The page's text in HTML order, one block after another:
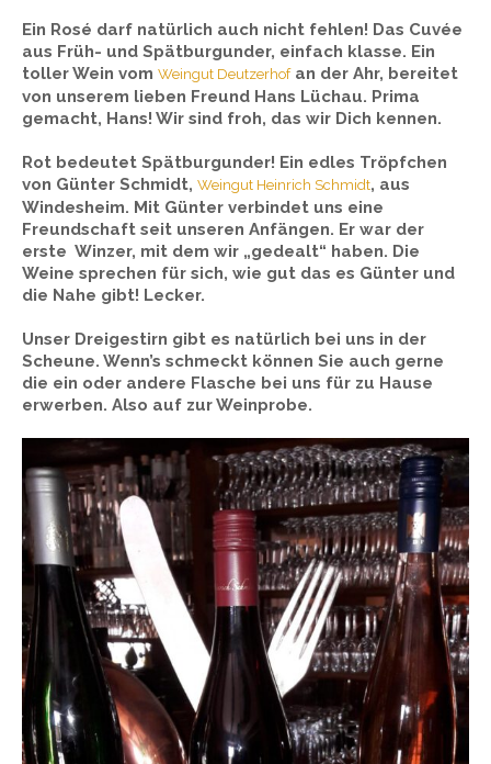
Ein Rosé darf natürlich auch nicht fehlen! Das Cuvée
aus Früh- und Spätburgunder, einfach klasse. Ein
toller Wein vom Weingut Deutzerhofan der Ahr, bereitet
von unserem lieben Freund Hans Lüchau. Prima
gemacht, Hans! Wir sind froh, das wir Dich kennen.
Rot bedeutet Spätburgunder! Ein edles Tröpfchen
von Günter Schmidt, Weingut Heinrich Schmidt, aus
Windesheim. Mit Günter verbindet uns eine
Freundschaft seit unseren Anfängen. Er war der
erste Winzer, mit dem wir „gedealt“ haben. Die
Weine sprechen für sich, wie gut das es Günter und
die Nahe gibt! Lecker.
Unser Dreigestirn gibt es natürlich bei uns in der
Scheune. Wenn’s schmeckt können Sie auch gerne
die ein oder andere Flasche bei uns für zu Hause
erwerben. Also auf zur Weinprobe.